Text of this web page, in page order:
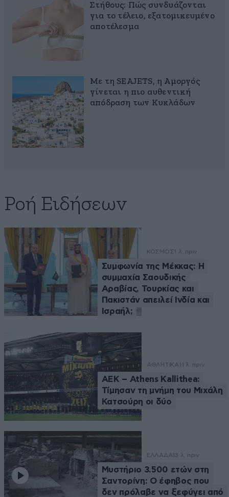
Στήθους: Πώς συνδυάζονται
για το τέλειο, εξατομικευμένο
αποτέλεσμα
Με τη SEAJETS, η Αμοργός
γίνεται η πιο αυθεντική
απόδραση των Κυκλάδων
Ροή Ειδήσεων
ΚΟΣΜΟΣ 1 λ. πριν
Συμφωνία της Μέκκας: Η
συμμαχία Σαουδικής
Αραβίας, Τουρκίας και
Πακιστάν απειλεί Ινδία και
Ισραήλ;
ΑΘΛΗΤΙΚΑ 11 λ. πριν
ΑΕΚ – Athens Kallithea:
Τίμησαν τη μνήμη του Μιχάλη
Κατσούρη οι δύο
ΕΛΛΑΔΑ 13 λ. πριν
Μυστήριο 3.500 ετών στη
Σαντορίνη: Ο έφηβος που
δεν πρόλαβε να ξεφύγει από